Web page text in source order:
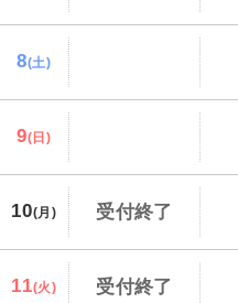
8(土)
9(日)
10(月) 受付終了
11(火) 受付終了